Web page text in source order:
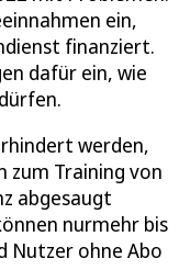
ein,
finanziert.
dafür ein, wie
werden,
Training von
abgesaugt
nurmehr bis
Nutzer ohne Abo